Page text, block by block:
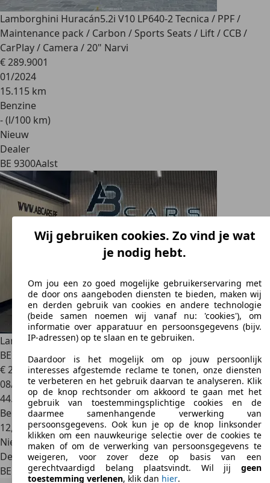
Lamborghini Huracán5.2i V10 LP640-2 Tecnica / PPF /
Maintenance pack / Carbon / Sports Seats / Lift / CCB /
CarPlay / Camera / 20" Narvi
€ 289.9001
01/2024
15.115 km
Benzine
- (l/100 km)
Nieuw
Dealer
BE 9300Aalst
Lamborghini HuracánSPYDER 5.2I V10 40V LP610-4**
BELIGUM CAR** GARANTIE 12 MOIS**
€ 214.9901
08/2016
44.918 km
Benzine
12,3 l/100 km (comb.)
Nieuw
Dealer
BE 4600Visé
Wij gebruiken cookies. Zo vind je wat
je nodig hebt.
Om jou een zo goed mogelijke gebruikerservaring met
de door ons aangeboden diensten te bieden, maken wij
en derden gebruik van cookies en andere technologie
(beide samen noemen wij vanaf nu: 'cookies'), om
informatie over apparatuur en persoonsgegevens (bijv.
IP-adressen) op te slaan en te gebruiken.
Daardoor is het mogelijk om op jouw persoonlijk
interesses afgestemde reclame te tonen, onze diensten
te verbeteren en het gebruik daarvan te analyseren. Klik
op de knop rechtsonder om akkoord te gaan met het
gebruik van toestemmingsplichtige cookies en de
daarmee samenhangende verwerking van
persoonsgegevens. Ook kun je op de knop linksonder
klikken om een nauwkeurige selectie over de cookies te
maken of om de verwerking van persoonsgegevens te
weigeren, voor zover deze op basis van een
gerechtvaardigd belang plaatsvindt. Wil jij geen
toestemming verlenen, klik dan hier.